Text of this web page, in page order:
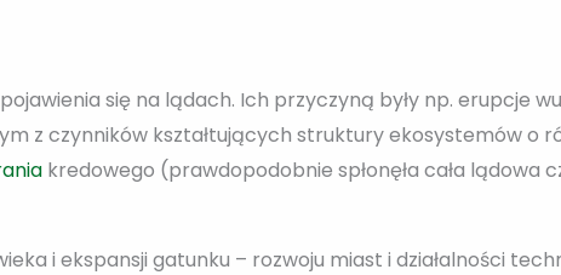
się na lądach. Ich przyczyną były np. erupcje
z czynników kształtujących struktury ekosystemów o
kredowego (prawdopodobnie spłonęła cała lądowa
i ekspansji gatunku – rozwoju miast i działalności